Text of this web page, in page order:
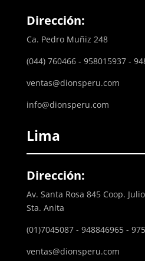
Dirección:
Ca. Pedro Muñiz 248
(044) 760466 - 958015937 -
ventas@dionsperu.com
info@dionsperu.com
Lima
Dirección:
Av. Santa Rosa 845 Coop.
Sta. Anita
(01)7045087 - 948846965 -
ventas@dionsperu.com